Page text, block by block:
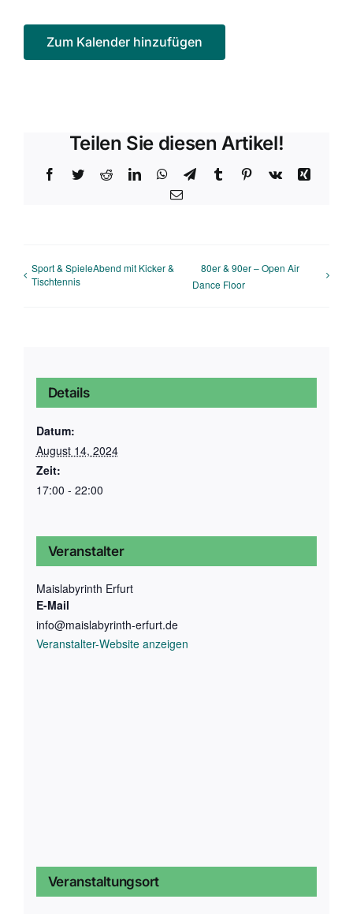
Zum Kalender hinzufügen
Teilen Sie diesen Artikel!
Facebook
TwitterRedditLinkedInWhatsApp
TelegramTumblrPinterest
Vk
Xing
E-
Sport & SpieleAbend mit Kicker &
Tischtennis
80er & 90er – Open Air
Dance Floor
Details
Datum:
August 14, 2024
Zeit:
17:00 - 22:00
Veranstalter
Maislabyrinth Erfurt
E-Mail
info@maislabyrinth-erfurt.de
Veranstalter-Website anzeigen
Veranstaltungsort